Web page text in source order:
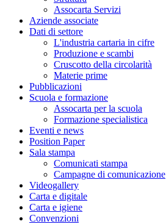
Assocarta Servizi
Aziende associate
Dati di settore
L'industria cartaria in cifre
Produzione e scambi
Cruscotto della circolarità
Materie prime
Pubblicazioni
Scuola e formazione
Assocarta per la scuola
Formazione specialistica
Eventi e news
Position Paper
Sala stampa
Comunicati stampa
Campagne di comunicazione
Videogallery
Carta e digitale
Carta e igiene
Convenzioni